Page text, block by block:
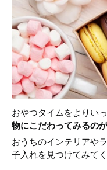
おやつタイムをよりい
物にこだわってみるの
おうちのインテリアや
子入れを見つけてみてく